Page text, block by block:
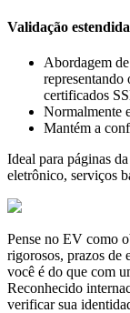
Validação
Abordagem
representando
certificados
Normalmente
Mantém a
Ideal para páginas
eletrônico, serviços
Pense no EV como
rigorosos, prazos de
você é do que com
Reconhecido
verificar sua